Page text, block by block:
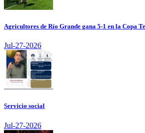
Agricultores de Río Grande gana 5-1 en la Copa
Jul-27-2026
Servicio social
Jul-27-2026